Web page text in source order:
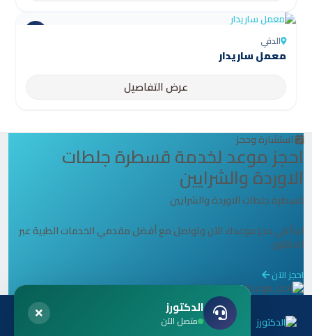
الدقي
معمل ساريدار
عرض التفاصيل
استشارة وحجز
احجز موعد لخدمة قسطرة جلطات
الاوردة والشرايين
قسطرة جلطات الاوردة والشرايين
ابدأ في حجز موعدك الآن وتواصل مع أفضل مقدمي الخدمات الطبية عبر
الدكتورز.
احجز الآن
الدكتورز
متصل الآن